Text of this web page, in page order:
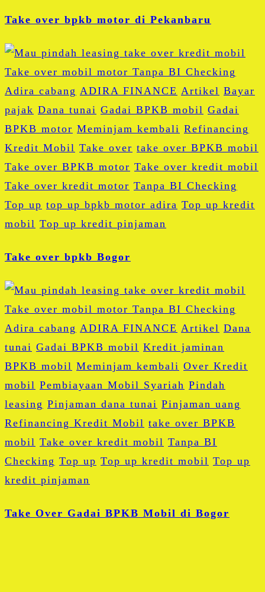
Take over bpkb motor di Pekanbaru
Adira cabang ADIRA FINANCE Artikel Bayar
pajak Dana tunai Gadai BPKB mobil Gadai
BPKB motor Meminjam kembali Refinancing
Kredit Mobil Take over take over BPKB mobil
Take over BPKB motor Take over kredit mobil
Take over kredit motor Tanpa BI Checking
Top up top up bpkb motor adira Top up kredit
mobil Top up kredit pinjaman
Take over bpkb Bogor
Adira cabang ADIRA FINANCE Artikel Dana
tunai Gadai BPKB mobil Kredit jaminan
BPKB mobil Meminjam kembali Over Kredit
mobil Pembiayaan Mobil Syariah Pindah
leasing Pinjaman dana tunai Pinjaman uang
Refinancing Kredit Mobil take over BPKB
mobil Take over kredit mobil Tanpa BI
Checking Top up Top up kredit mobil Top up
kredit pinjaman
Take Over Gadai BPKB Mobil di Bogor